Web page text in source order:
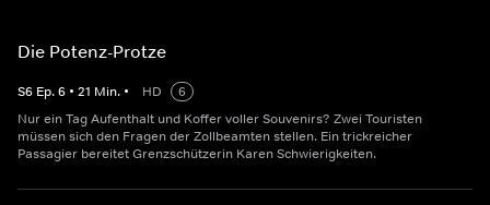
Die Potenz-Protze
S6 Ep.6 • 21 Min. • HD
6
Nur ein Tag Aufenthalt und Koffer voller Souvenirs? Zwei Touristen
müssen sich den Fragen der Zollbeamten stellen. Ein trickreicher
Passagier bereitet Grenzschützerin Karen Schwierigkeiten.